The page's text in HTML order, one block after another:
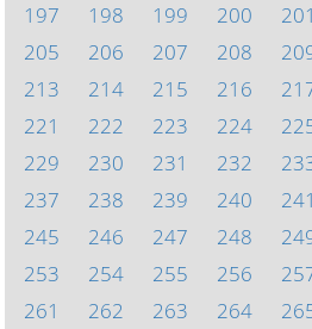
197
198 199 200 201
205
206 207 208
213
214 215 216
221
222 223 224
229
230 231 232
237
238 239 240 241
245
246 247 248
253
254 255 256
261
262 263 264